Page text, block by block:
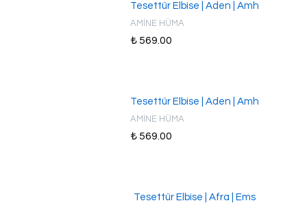
Tesettür Elbise | Aden | Amh
AMİNE HÜMA
₺ 569.00
Tesettür Elbise | Aden | Amh
AMİNE HÜMA
₺ 569.00
Tesettür Elbise | Afra | Ems